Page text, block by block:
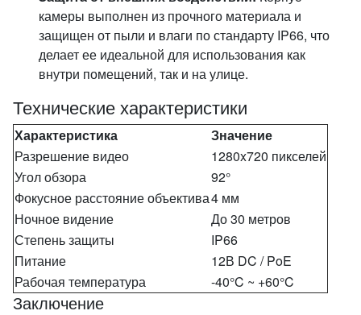
камеры выполнен из прочного материала и
защищен от пыли и влаги по стандарту IP66, что
делает ее идеальной для использования как
внутри помещений, так и на улице.
Технические характеристики
Характеристика
Значение
Разрешение видео
1280x720 пикселей
Угол обзора
92°
Фокусное расстояние объектива4 мм
Ночное видение
До 30 метров
Степень защиты
IP66
Питание
12В DC / PoE
Рабочая температура
-40°C ~ +60°C
Заключение